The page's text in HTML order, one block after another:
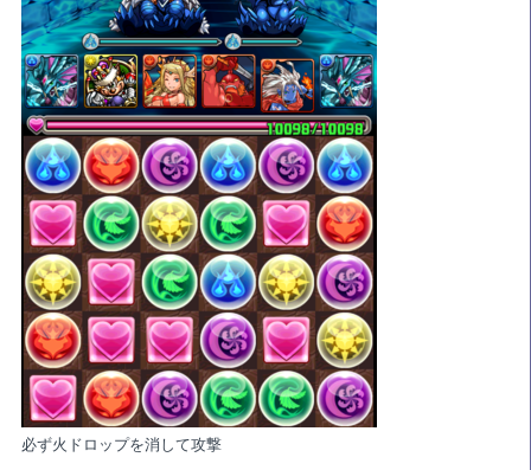
必ず火ドロップを消して攻撃